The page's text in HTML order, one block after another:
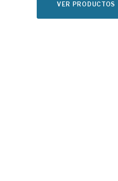
VER PRODUCTOS